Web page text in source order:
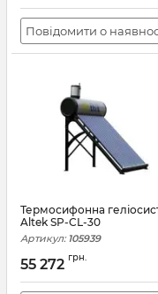
Повідомити о
Термосифонна
Altek SP-CL-30
Артикул: 105939
55 272 грн.